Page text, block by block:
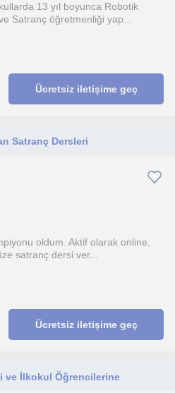
13 yıl boyunca Robotik
Satranç öğretmenliği yap...
Ücretsiz iletişime geç
Satranç Dersleri
oldum. Aktif olarak online,
satranç dersi ver...
Ücretsiz iletişime geç
ve İlkokul Öğrencilerine